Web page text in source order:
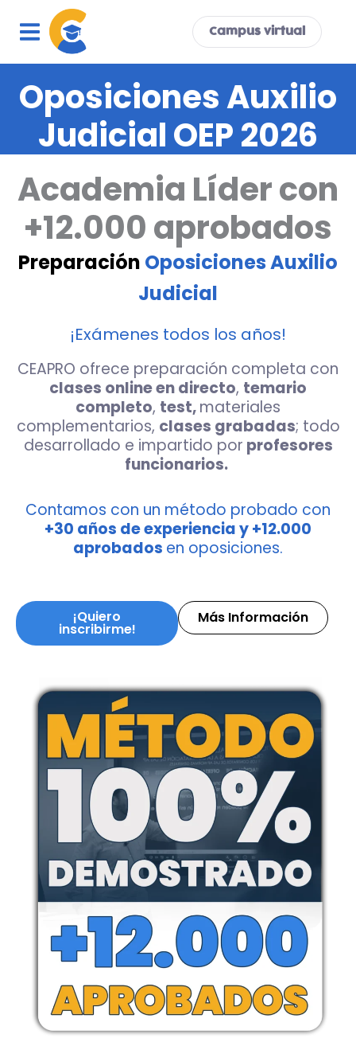
contenido
Campus virtual
Oposiciones Auxilio
Judicial OEP 2026
Academia Líder con
+12.000 aprobados
Preparación Oposiciones Auxilio
Judicial
¡Exámenes todos los años!
CEAPRO ofrece preparación completa con
clases online en directo, temario
completo, test,materiales
complementarios, clases grabadas; todo
desarrollado e impartido por profesores
funcionarios.
Contamos con un método probado con
+30 años de experiencia y +12.000
aprobados en oposiciones.
¡Quiero
inscribirme!
Más Información